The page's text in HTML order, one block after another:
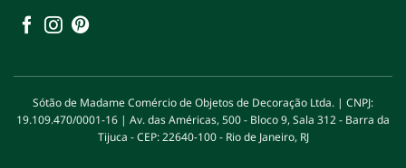
Sótão de Madame Comércio de Objetos de Decoração Ltda. | CNPJ:
19.109.470/0001-16 | Av. das Américas, 500 - Bloco 9, Sala 312 - Barra da
Tijuca - CEP: 22640-100 - Rio de Janeiro, RJ